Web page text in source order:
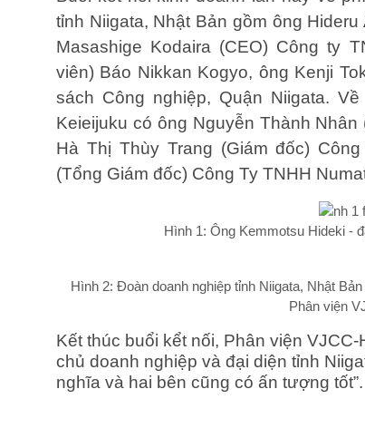
tỉnh Niigata, Nhật Bản gồm ông
Masashige Kodaira (CEO) Công ty
viên) Báo Nikkan Kogyo, ông Kenji
sách Công nghiệp, Quận Niigata.
Keieijuku có ông Nguyễn Thành
Hà Thị Thùy Trang (Giám đốc)
(Tổng Giám đốc) Công Ty TNHH
Hình 1: Ông Kemmotsu Hideki -
Hình 2: Đoàn doanh nghiệp tỉnh Niigata, Nhật
Phân viện
Kết thúc buổi kểt nối, Phân viện
chủ doanh nghiệp và đại diện tỉnh
nghĩa và hai bên cũng có ấn tượng tốt”.